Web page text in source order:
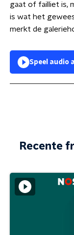
gaat of failliet is,
is wat het
merkt de
Speel audio
Recente